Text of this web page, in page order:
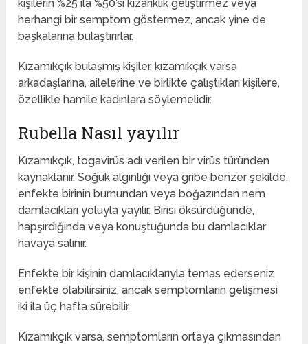
kişilerin %25 ila %50’si kızarıklık geliştirmez veya
herhangi bir semptom göstermez, ancak yine de
başkalarına bulaştırırlar.
Kızamıkçık bulaşmış kişiler, kızamıkçık varsa
arkadaşlarına, ailelerine ve birlikte çalıştıkları kişilere,
özellikle hamile kadınlara söylemelidir.
Rubella Nasıl yayılır
Kızamıkçık, togavirüs adı verilen bir virüs türünden
kaynaklanır. Soğuk algınlığı veya gribe benzer şekilde,
enfekte birinin burnundan veya boğazından nem
damlacıkları yoluyla yayılır. Birisi öksürdüğünde,
hapşırdığında veya konuştuğunda bu damlacıklar
havaya salınır.
Enfekte bir kişinin damlacıklarıyla temas ederseniz
enfekte olabilirsiniz, ancak semptomların gelişmesi
iki ila üç hafta sürebilir.
Kızamıkçık varsa, semptomların ortaya çıkmasından